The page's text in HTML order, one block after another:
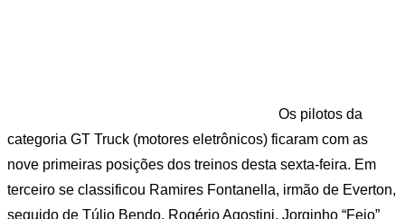
Os pilotos da
categoria GT Truck (motores eletrônicos) ficaram com as
nove primeiras posições dos treinos desta sexta-feira. Em
terceiro se classificou Ramires Fontanella, irmão de Everton,
seguido de Túlio Bendo, Rogério Agostini, Jorginho “Feio”